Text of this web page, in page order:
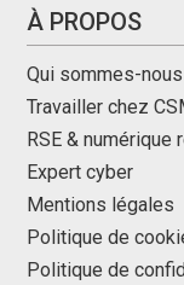
À PROPOS
Qui sommes-
Travailler chez
RSE & numérique
Expert cyber
Mentions légales
Politique de
Politique de